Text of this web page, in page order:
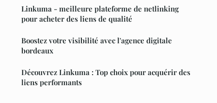
Linkuma - meilleure plateforme de netlinking
pour acheter des liens de qualité
Boostez votre visibilité avec l'agence digitale
bordeaux
Découvrez Linkuma : Top choix pour acquérir des
liens performants